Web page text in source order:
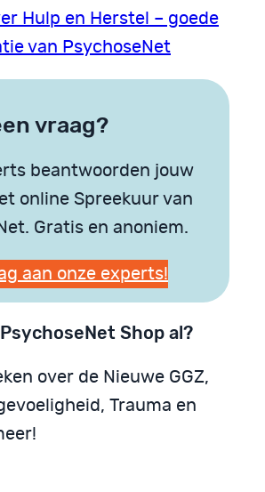
Hulp en Herstel – goede
van PsychoseNet
vraag?
beantwoorden jouw
online Spreekuur van
Gratis en anoniem.
aan onze experts!
Shop al?
over de Nieuwe GGZ,
Trauma en